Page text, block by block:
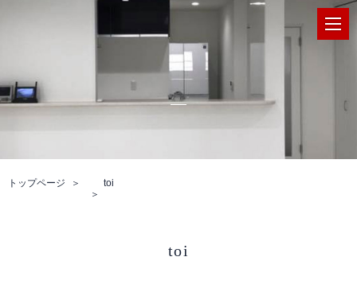
トップページ toi
toi